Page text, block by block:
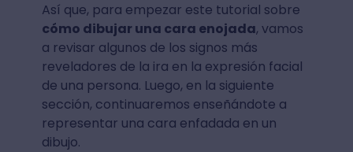
Así que, para empezar este tutorial sobre
cómo dibujar una cara enojada, vamos
a revisar algunos de los signos más
reveladores de la ira en la expresión facial
de una persona. Luego, en la siguiente
sección, continuaremos enseñándote a
representar una cara enfadada en un
dibujo.